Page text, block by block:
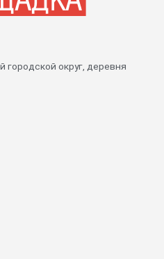
городской округ, деревня